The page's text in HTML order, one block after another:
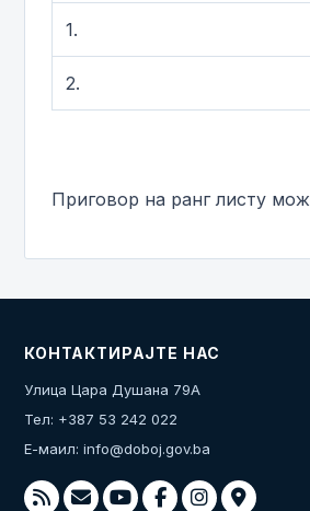
1.
2.
Приговор на ранг листу
КОНТАКТИРАЈТЕ НАС
Улица Цара Душана 79А
Тел: +387 53 242 022
Е-маил: info@doboj.gov.ba